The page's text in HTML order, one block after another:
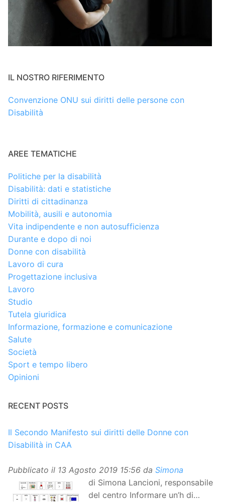
IL NOSTRO RIFERIMENTO
Convenzione ONU sui diritti delle persone con
Disabilità
AREE TEMATICHE
Politiche per la disabilità
Disabilità: dati e statistiche
Diritti di cittadinanza
Mobilità, ausili e autonomia
Vita indipendente e non autosufficienza
Durante e dopo di noi
Donne con disabilità
Lavoro di cura
Progettazione inclusiva
Lavoro
Studio
Tutela giuridica
Informazione, formazione e comunicazione
Salute
Società
Sport e tempo libero
Opinioni
RECENT POSTS
Il Secondo Manifesto sui diritti delle Donne con
Disabilità in CAA
Pubblicato il 13 Agosto 2019 15:56 da Simona
di Simona Lancioni, responsabile
del centro Informare un’h di